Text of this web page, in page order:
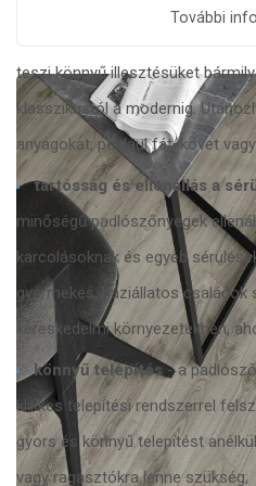
teszi könnyű illesztésüket
klasszikustól a modernig.
anyagokat, például fát, követ
tartósság és ellenállás a
minőségű padlószőnyegek
karcolásoknak és egyéb
gyermekes, háziállatos családok
kereskedelmi környezetekben,
könnyű telepítés- a
klikkes telepítési rendszerrel
gyors és könnyű telepítést
vagy ragasztókra lenne szükség;
További